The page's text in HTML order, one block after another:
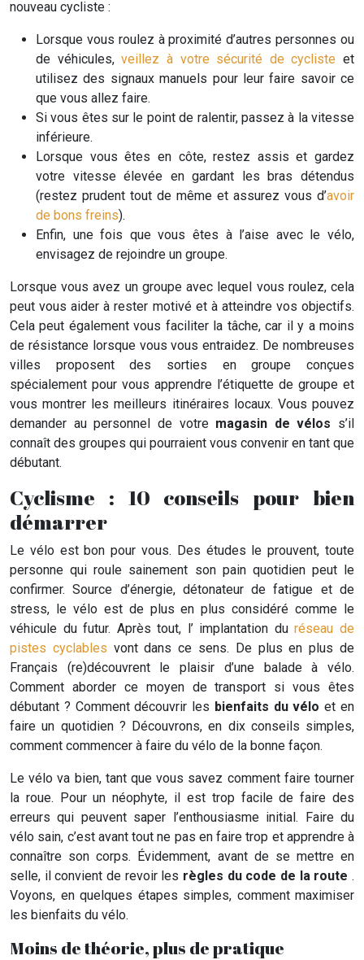
nouveau cycliste :
Lorsque vous roulez à proximité d’autres personnes ou
de véhicules,veillez à votre sécurité de cycliste et
utilisez des signaux manuels pour leur faire savoir ce
que vous allez faire.
Si vous êtes sur le point de ralentir, passez à la vitesse
inférieure.
Lorsque vous êtes en côte, restez assis et gardez
votre vitesse élevée en gardant les bras détendus
(restez prudent tout de même et assurez vous d’avoir
de bons freins).
Enfin, une fois que vous êtes à l’aise avec le vélo,
envisagez de rejoindre un groupe.
Lorsque vous avez un groupe avec lequel vous roulez, cela
peut vous aider à rester motivé et à atteindre vos objectifs.
Cela peut également vous faciliter la tâche, car il y a moins
de résistance lorsque vous vous entraidez. De nombreuses
villes proposent des sorties en groupe conçues
spécialement pour vous apprendre l’étiquette de groupe et
vous montrer les meilleurs itinéraires locaux. Vous pouvez
demander au personnel de votre magasin de vélos s’il
connaît des groupes qui pourraient vous convenir en tant que
débutant.
Cyclisme : 10 conseils pour bien
démarrer
Le vélo est bon pour vous. Des études le prouvent, toute
personne qui roule sainement son pain quotidien peut le
confirmer. Source d’énergie, détonateur de fatigue et de
stress, le vélo est de plus en plus considéré comme le
véhicule du futur. Après tout, l’ implantation duréseau de
pistes cyclables vont dans ce sens. De plus en plus de
Français (re)découvrent le plaisir d’une balade à vélo.
Comment aborder ce moyen de transport si vous êtes
débutant ? Comment découvrir les bienfaits du vélo et en
faire un quotidien ? Découvrons, en dix conseils simples,
comment commencer à faire du vélo de la bonne façon.
Le vélo va bien, tant que vous savez comment faire tourner
la roue. Pour un néophyte, il est trop facile de faire des
erreurs qui peuvent saper l’enthousiasme initial. Faire du
vélo sain, c’est avant tout ne pas en faire trop et apprendre à
connaître son corps. Évidemment, avant de se mettre en
selle, il convient de revoir les règles du code de la route .
Voyons, en quelques étapes simples, comment maximiser
les bienfaits du vélo.
Moins de théorie, plus de pratique